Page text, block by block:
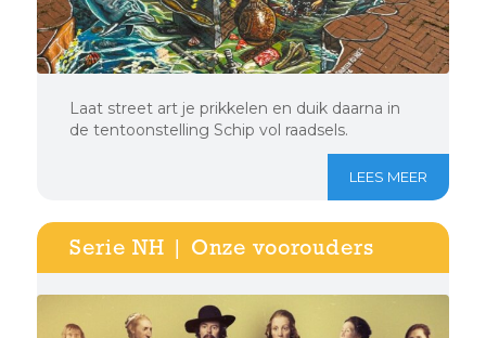
Laat street art je prikkelen en duik daarna in
de tentoonstelling Schip vol raadsels.
LEES MEER
Serie NH | Onze voorouders